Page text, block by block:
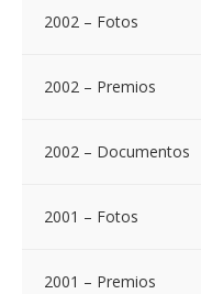
2002 – Fotos
2002 – Premios
2002 – Documentos
2001 – Fotos
2001 – Premios